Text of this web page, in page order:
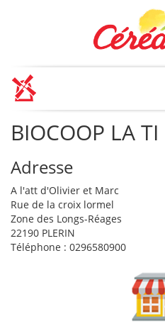
BIOCOOP LA
Adresse
A l'att d'Olivier et Marc
Rue de la croix lormel
Zone des Longs-Réages
22190 PLERIN
Téléphone : 0296580900